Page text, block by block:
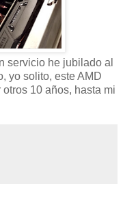
servicio he jubilado al
yo solito, este AMD
10 años, hasta mi